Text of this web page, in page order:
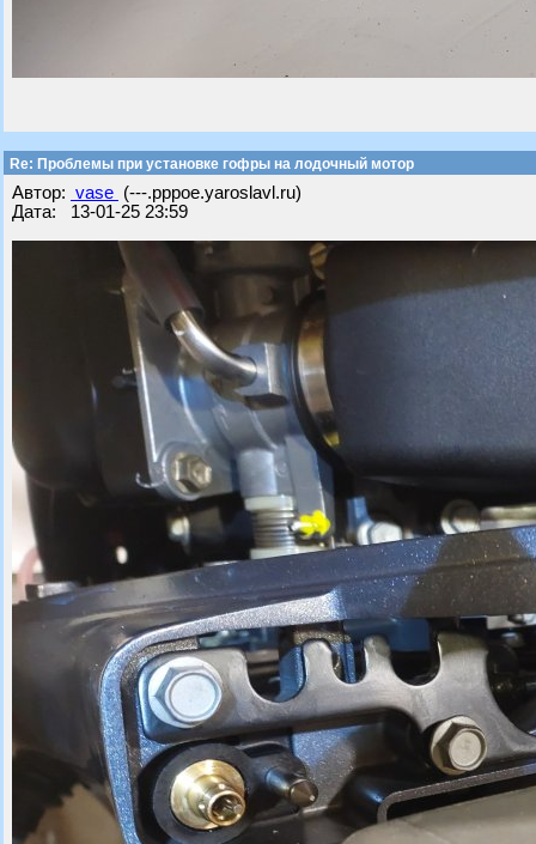
Re: Проблемы при установке гофры на лодочный мотор
Автор: vase (---.pppoe.yaroslavl.ru)
Дата: 13-01-25 23:59